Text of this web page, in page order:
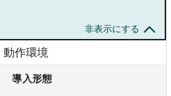
非表示にする
動作環境
導入形態